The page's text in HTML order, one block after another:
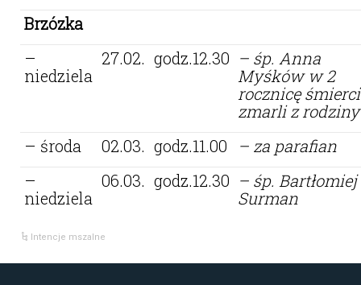
Brzózka
–
niedziela
27.02. godz.12.30 – śp. Anna
Myśków w 2
rocznicę
zmarli z rodziny
– środa
02.03. godz.11.00
– za parafian
–
niedziela
06.03. godz.12.30 – śp. Bartłomiej
Surman
Intencje mszalne